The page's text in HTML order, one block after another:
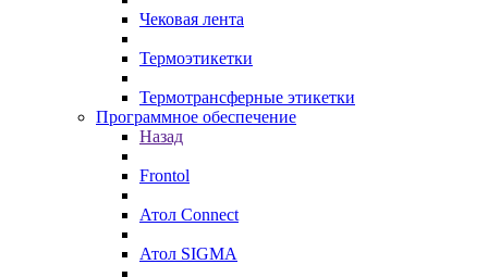
Чековая лента
Термоэтикетки
Термотрансферные этикетки
Программное обеспечение
Назад
Frontol
Атол Connect
Атол SIGMA